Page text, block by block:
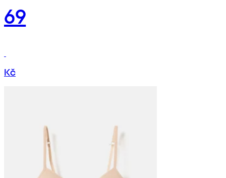
69
Kč